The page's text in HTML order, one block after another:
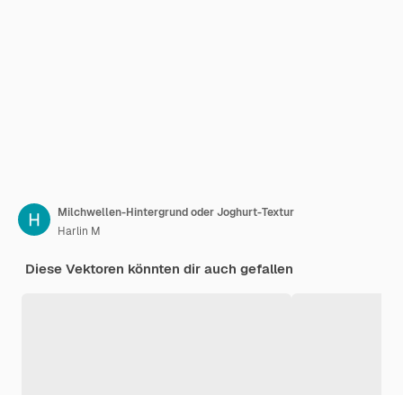
Milchwellen-Hintergrund oder Joghurt-Textur
Harlin M
Diese Vektoren könnten dir auch gefallen